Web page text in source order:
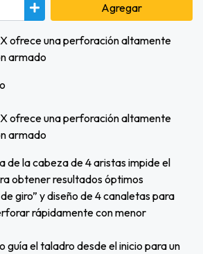
Agregar
ofrece una perforación altamente
armado
ofrece una perforación altamente
armado
de la cabeza de 4 aristas impide el
obtener resultados óptimos
giro” y diseño de 4 canaletas para
rápidamente con menor
guía el taladro desde el inicio para un